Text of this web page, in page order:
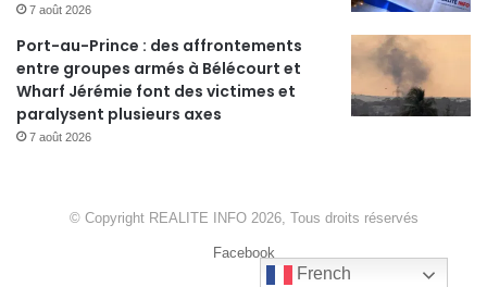
7 août 2026
Port-au-Prince : des affrontements
entre groupes armés à Bélécourt et
Wharf Jérémie font des victimes et
paralysent plusieurs axes
7 août 2026
© Copyright REALITE INFO 2026, Tous droits réservés
Facebook
French
French